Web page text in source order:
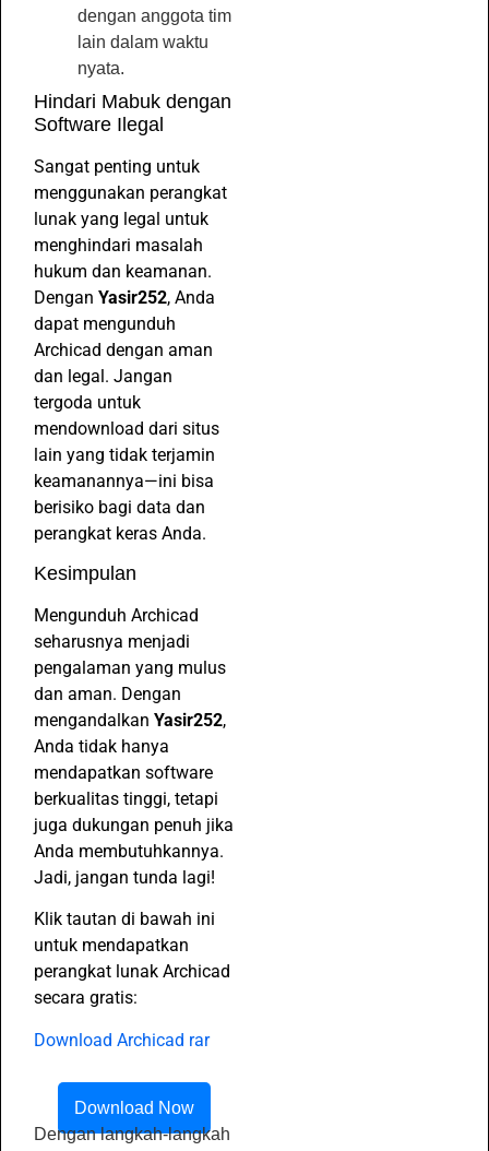
dengan anggota tim
lain dalam waktu
nyata.
Hindari Mabuk dengan
Software Ilegal
Sangat penting untuk
menggunakan perangkat
lunak yang legal untuk
menghindari masalah
hukum dan keamanan.
Dengan Yasir252, Anda
dapat mengunduh
Archicad dengan aman
dan legal. Jangan
tergoda untuk
mendownload dari situs
lain yang tidak terjamin
keamanannya—ini bisa
berisiko bagi data dan
perangkat keras Anda.
Kesimpulan
Mengunduh Archicad
seharusnya menjadi
pengalaman yang mulus
dan aman. Dengan
mengandalkan Yasir252,
Anda tidak hanya
mendapatkan software
berkualitas tinggi, tetapi
juga dukungan penuh jika
Anda membutuhkannya.
Jadi, jangan tunda lagi!
Klik tautan di bawah ini
untuk mendapatkan
perangkat lunak Archicad
secara gratis:
Download Archicad rar
Download Now
Dengan langkah-langkah